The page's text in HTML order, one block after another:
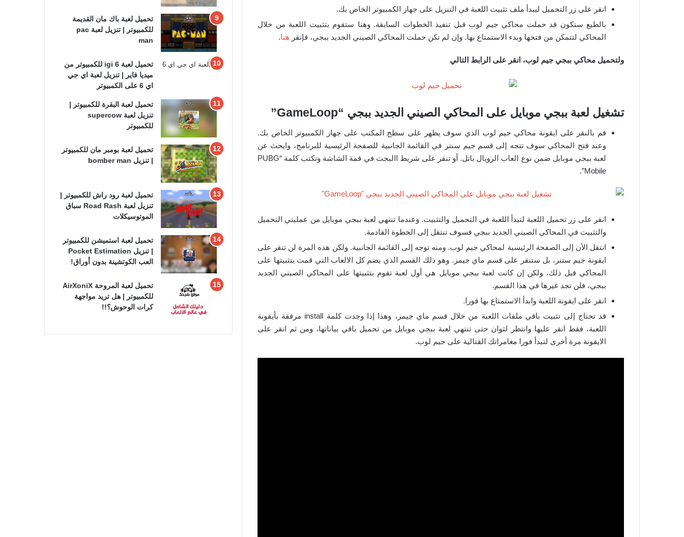
انقر على زر التحميل ليبدأ ملف تثبيت اللعبة في التنزيل على جهاز الكمبيوتر الخاص بك.
بالطبع ستكون قد حملت محاكي جيم لوب قبل تنفيذ الخطوات السابقة. وهنا ستقوم بتثبيت اللعبة من خلال
المحاكي لتتمكن من فتحها وبدء الاستمتاع بها. وإن لم تكن حملت المحاكي الصيني الجديد ببجي، فإنقر هنا.
ولتحميل محاكي ببجي جيم لوب، انقر على الرابط التالي
تشغيل لعبة ببجي موبايل على المحاكي الصيني الجديد ببجي “GameLoop”
قم بالنقر على ايقونة محاكي جيم لوب الذي سوف يظهر على سطح المكتب على جهاز الكمبيوتر الخاص بك.
وعند فتح المحاكي سوف تتجه إلى قسم جيم سنتر في القائمة الجانبية للصفحة الرئيسية للبرنامج، وايحث عن
لعبة ببجي موبايل ضمن نوع العاب الرويال باتل. أو تنقر على شريط االبحث في قمة الشاشة وتكتب كلمة “PUBG
Mobile”.
انقر على زر تحميل اللعبة لتبدأ اللعبة في التحميل والتثبيت. وعندما تنتهي لعبة ببجي موبايل من عمليتي التحميل
والتثبيت في المحاكي الصيني الجديد ببجي فسوف تنتقل إلى الخطوة القادمة.
انتقل الأن إلى الصفحة الرئيسية لمحاكي جيم لوب. ومنه توجه إلى القائمة الجانبية. ولكن هذه المرة لن تنقر على
ايقونة جيم ستنر، بل ستنقر على قسم ماي جيمز. وهو ذلك القسم الذي يضم كل الالعاب التي قمت بتثبيتها على
المحاكي قبل ذلك، ولكن إن كانت لعبة ببجي موبايل هي أول لعبة تقوم بتثبيتها على المحاكي الصيني الجديد
ببجي، فلن تجد غيرها في هذا القسم.
انقر على ايقونة اللعبة وابدأ الاستمتاع بها فورا.
قد تحتاج إلى تثبيت باقي ملفات اللعبة من خلال قسم ماي جيمز، وهذا إذا وجدت كلمة install مرفقة بأيقونة
اللعبة، فقط انقر عليها وانتظر لثوان حتى تنتهي لعبة ببجي موبايل من تحميل باقي بياناتها، ومن ثم انقر على
الايقونة مرة أخرى لتبدأ فورا مغامراتك القتالية على جيم لوب.
تحميل لعبة باك مان القديمة
للكمبيوتر | تنزيل لعبة pac
man
تحميل لعبة igi 6 للكمبيوتر من
ميديا فاير | تنزيل لعبة اي جي
اي 6 على الكمبيوتر
تحميل لعبة البقرة للكمبيوتر |
تنزيل لعبة supercow
للكمبيوتر
تحميل لعبة بومبر مان للكمبيوتر
| تنزيل bomber man
تحميل لعبة رود راش للكمبيوتر |
تنزيل لعبة Road Rash سباق
الموتوسيكلات
تحميل لعبة استميشن للكمبيوتر
| تنزيل Pocket Estimation
العب الكوتشينة بدون أوراق!
تحميل لعبة المروحة AirXoniX
للكمبيوتر | هل تريد مواجهة
كرات الوحوش؟!!